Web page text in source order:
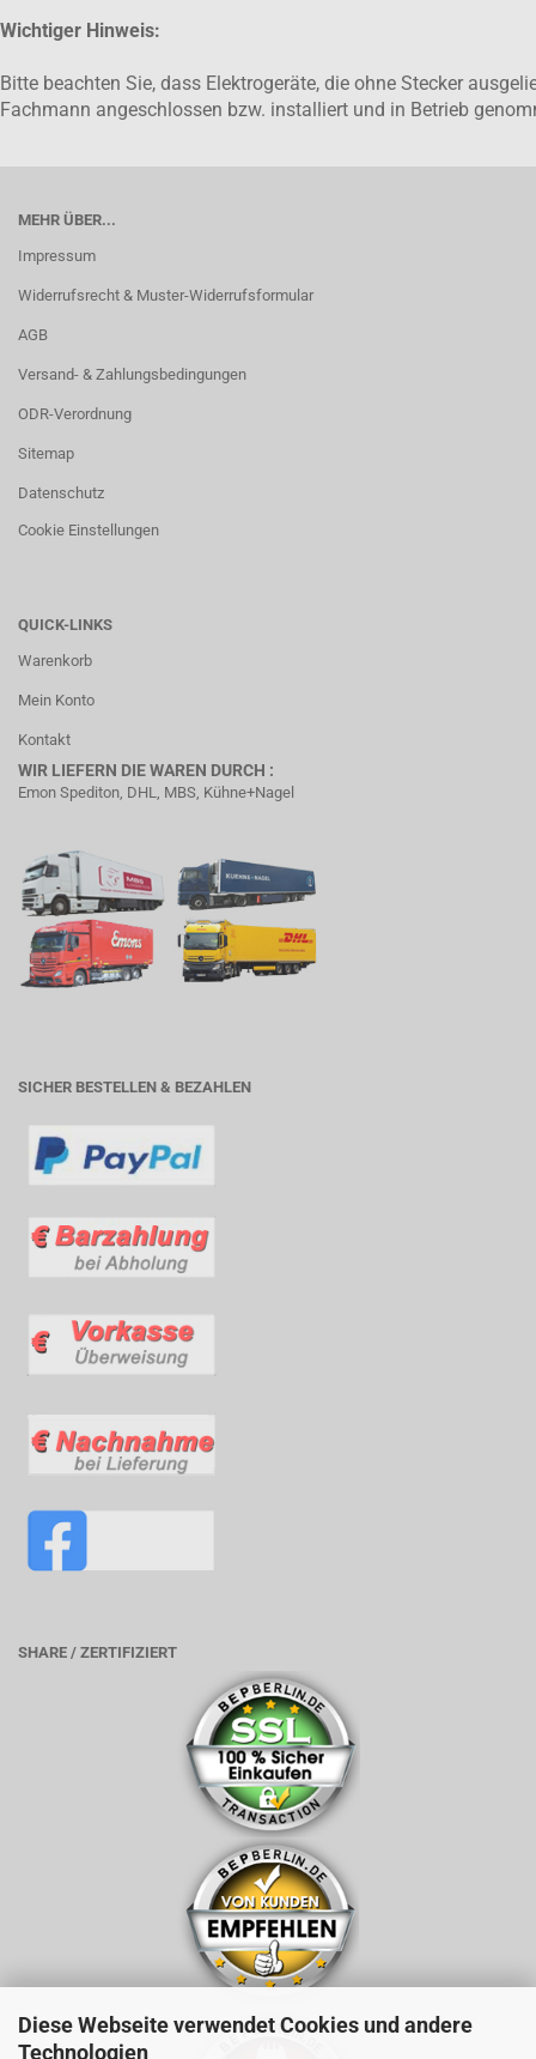
Diese Webseite verwendet Cookies und andere
Technologien
Wichtiger Hinweis:
Bitte beachten Sie, dass Elektrogeräte, die ohne Stecker
Fachmann angeschlossen bzw. installiert und in Betrieb
MEHR ÜBER...
Impressum
Widerrufsrecht & Muster-Widerrufsformular
AGB
Versand- & Zahlungsbedingungen
ODR-Verordnung
Sitemap
Datenschutz
Cookie Einstellungen
QUICK-LINKS
Warenkorb
Mein Konto
Kontakt
WIR LIEFERN DIE WAREN DURCH :
Emon Spediton, DHL, MBS, Kühne+Nagel
SICHER BESTELLEN & BEZAHLEN
SHARE / ZERTIFIZIERT